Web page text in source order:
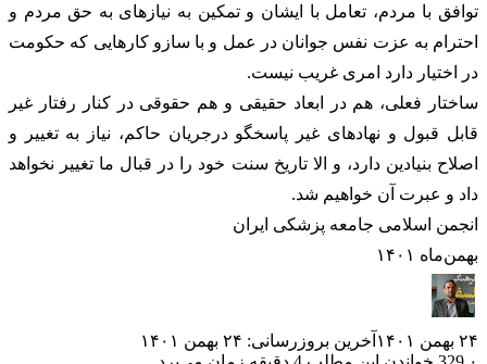
‏‎توافق با مردم، تعامل با ایشان و تمکین به نیازهای به حق مردم و
احترام به عزت نفس جوانان در عمل و با سازو کارهایی که حکومت
در اختیار دارد امری غریب نیست.
‏‎ساختار فعلی، هم در ابعاد حقیقی و هم حقوقی در کنار رفتار غیر
قابل قبول و نهادهای غیر پاسخگو درجریان حاکم، نیاز به تغییر و
اصلاح بنیادین دارد، و الا تاریخ سنت خود را در قبال ما تغییر نخواهد
داد و عبرت آن خواهیم شد.
انجمن اسلامی جامعه پزشکی ایران
بهمن‌ماه ۱۴۰۱
۲۴ بهمن ۱۴۰۱
آخرین بروزرسانی: ۲۴ بهمن ۱۴۰۱